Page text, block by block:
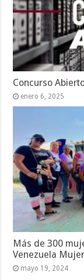
Concurso
enero 6, 2025
Más de 300
Venezuela
mayo 19, 2024